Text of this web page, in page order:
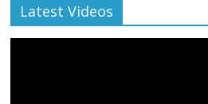
Latest Videos